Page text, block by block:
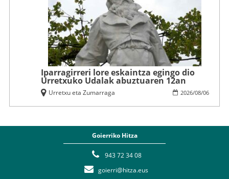
Iparragirreri lore eskaintza egingo dio
Urretxuko Udalak abuztuaren 12an
2026/08/06
Urretxu eta Zumarraga
Goierriko Hitza
943 72 34 08
goierri@hitza.eus